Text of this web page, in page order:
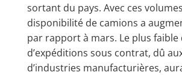
sortant du pays. Avec ces
disponibilité de camions a
par rapport à mars. Le plus
d’expéditions sous contrat, dû
d’industries manufacturières,